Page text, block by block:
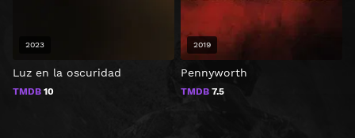
Luz en la oscuridad
TMDB 10
2023
Pennyworth
TMDB 7.5
2019